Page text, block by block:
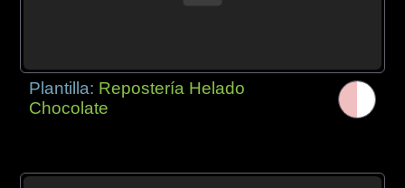
Plantilla: Repostería Helado
Chocolate